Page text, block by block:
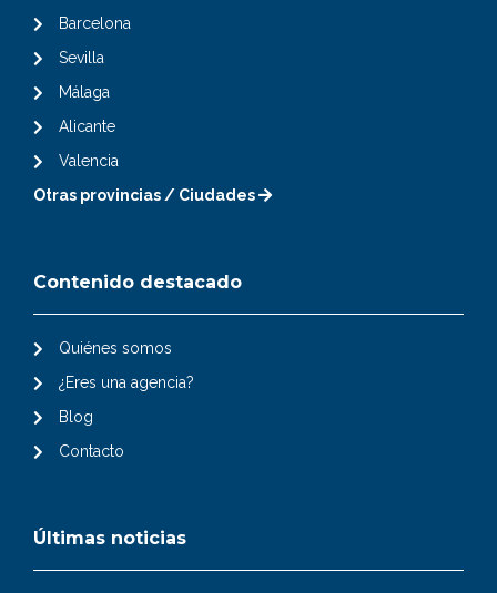
Barcelona
Sevilla
Málaga
Alicante
Valencia
Otras provincias / Ciudades
Contenido destacado
Quiénes somos
¿Eres una agencia?
Blog
Contacto
Últimas noticias